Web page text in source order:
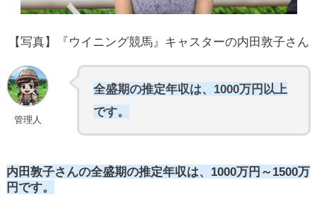
【写真】『ウイニング競馬』キャスターの内田敦子さん
管理人
全盛期の推定年収は、1000万円以上
です。
内田敦子さんの全盛期の推定年収は、1000万円～1500万
円です。